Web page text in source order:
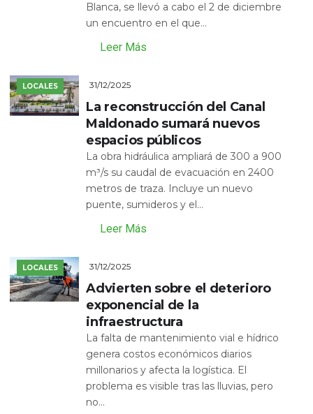
Blanca, se llevó a cabo el 2 de diciembre
un encuentro en el que...
Leer Más
LOCALES 31/12/2025
La reconstrucción del Canal
Maldonado sumará nuevos
espacios públicos
La obra hidráulica ampliará de 300 a 900
m³/s su caudal de evacuación en 2400
metros de traza. Incluye un nuevo
puente, sumideros y el...
Leer Más
LOCALES 31/12/2025
Advierten sobre el deterioro
exponencial de la
infraestructura
La falta de mantenimiento vial e hídrico
genera costos económicos diarios
millonarios y afecta la logística. El
problema es visible tras las lluvias, pero
no...